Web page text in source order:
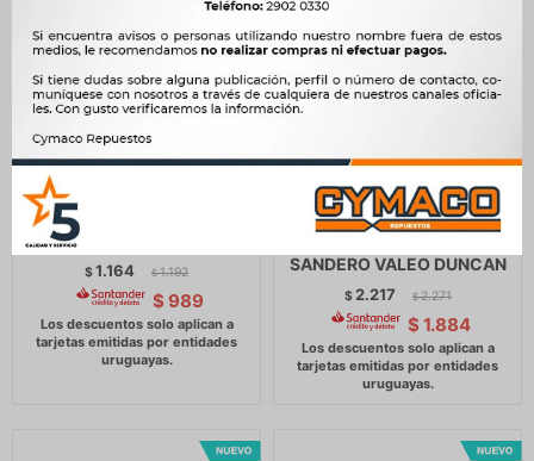
REGULADOR VOLTAJE -
REGULADOR DAEWOO
TICO DUNCAN
$1.164 $ 1.192
$ 989
REGULADOR VOLTAJE
RENAULT REGULADOR
SANDERO VALEO DUNCAN
$ 2.217 $ 2.271
$ 1.884